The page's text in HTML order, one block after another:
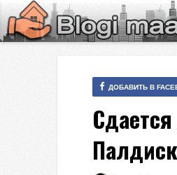
ДОБАВИТЬ В